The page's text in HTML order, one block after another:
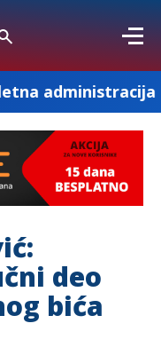
pogrebne
deo
bića